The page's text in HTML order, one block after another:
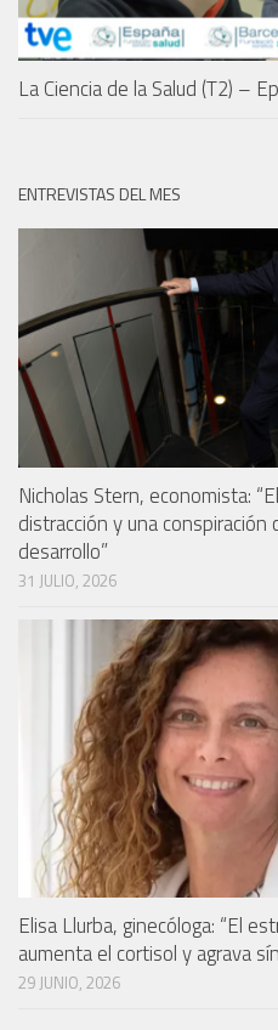
La Ciencia de la Salud (T2) –
ENTREVISTAS DEL MES
Nicholas Stern, economista:
distracción y una
desarrollo”
31 JULIO, 2026
Elisa Llurba, ginecóloga: “El
aumenta el cortisol y agrava
29 JUNIO, 2026